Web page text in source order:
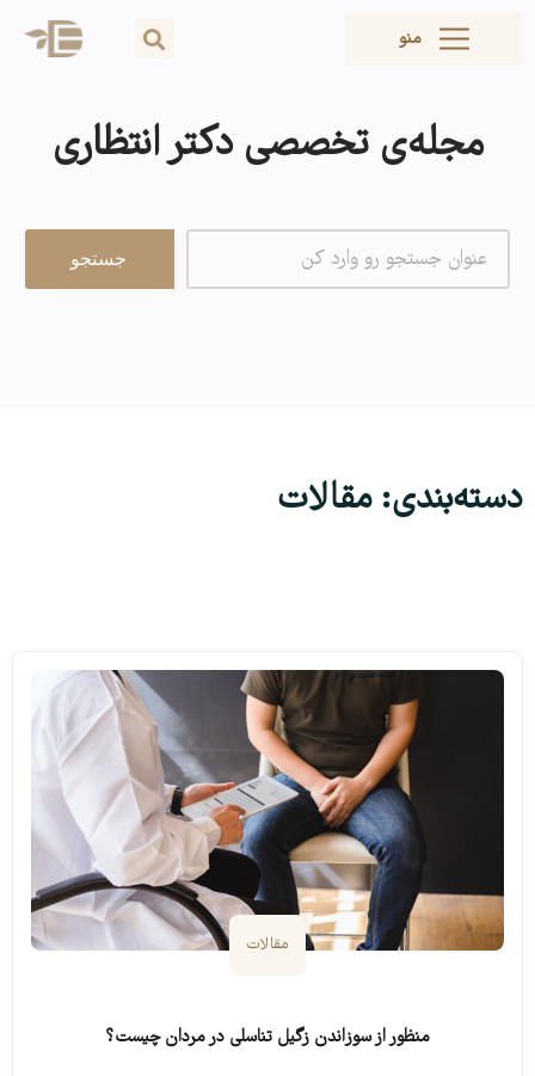
منو
مجله‌ی تخصصی دکتر انتظاری
دسته‌بندی: مقالات
مقالات
منظور از سوزاندن زگیل تناسلی در مردان چیست؟